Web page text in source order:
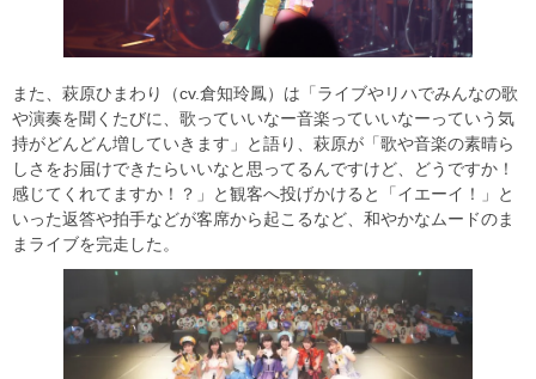
また、萩原ひまわり（cv.倉知玲鳳）は「ライブやリハでみんなの歌
や演奏を聞くたびに、歌っていいなー音楽っていいなーっていう気
持がどんどん増していきます」と語り、萩原が「歌や音楽の素晴ら
しさをお届けできたらいいなと思ってるんですけど、どうですか！
感じてくれてますか！？」と観客へ投げかけると「イエーイ！」と
いった返答や拍手などが客席から起こるなど、和やかなムードのま
まライブを完走した。